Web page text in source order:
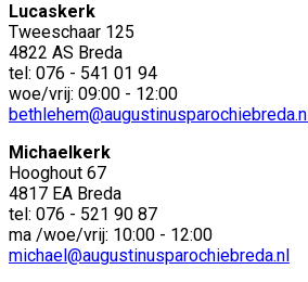
Lucaskerk
Tweeschaar 125
4822 AS Breda
tel: 076 - 541 01 94
woe/vrij: 09:00 - 12:00
bethlehem@augustinusparochiebreda.nl
Michaelkerk
Hooghout 67
4817 EA Breda
tel: 076 - 521 90 87
ma /woe/vrij: 10:00 - 12:00
michael@augustinusparochiebreda.nl